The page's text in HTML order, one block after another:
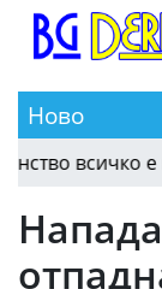
Ново
16:31 Борил